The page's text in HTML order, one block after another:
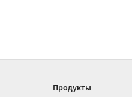
Продукты